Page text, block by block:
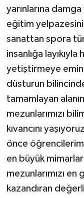
yarınlarına
eğitim
sanattan spora
insanlığa
yetiştirmeye emin
düsturun
tamamlayan
mezunlarımızı
kıvancını
önce
en büyük
mezunlarımızı
kazandıran